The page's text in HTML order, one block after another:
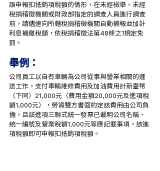
誤申報扣抵銷項稅額的情形，在未經檢舉、未經
稅捐稽徵機關或財政部指定的調查人員進行調查
前，請儘速向所轄稅捐稽徵機關自動補報並加計
利息補繳稅額，依稅捐稽徵法第48條之1規定免
罰。
舉例：
公司員工以自有車輛為公司從事與營業相關的運
送工作，支付車輛維修費用及加油費用計新臺幣
（下同）21,000元（費用金額20,000元及進項稅
額1,000元），勞資雙方書面約定該費用由公司負
擔，且該進項三聯式統一發票已載明公司名稱、
統一編號及營業稅額1,000元等應記載事項，該進
項稅額即可申報扣抵銷項稅額。